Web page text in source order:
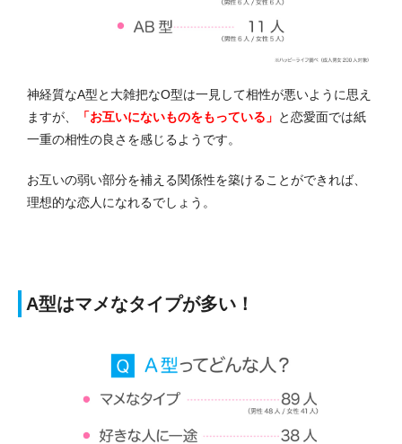
神経質なA型と大雑把なO型は一見して相性が悪いように思え
ますが、
「お互いにないものをもっている」 と恋愛面では紙
一重の相性の良さを感じるようです。
お互いの弱い部分を補える関係性を築けることができれば、
理想的な恋人になれるでしょう。
A型はマメなタイプが多い！